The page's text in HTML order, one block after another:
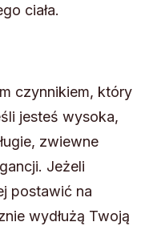
ciała.
czynnikiem, który
jesteś wysoka,
zwiewne
Jeżeli
postawić na
wydłużą Twoją